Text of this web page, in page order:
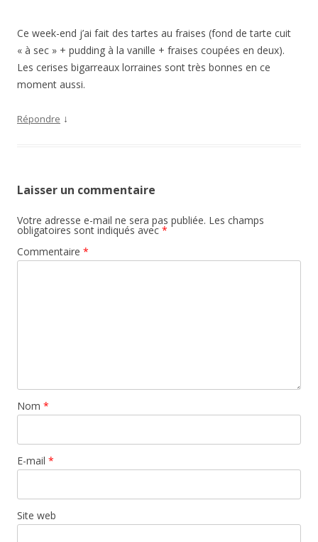
Ce week-end j’ai fait des tartes au fraises (fond de tarte cuit
« à sec » + pudding à la vanille + fraises coupées en deux).
Les cerises bigarreaux lorraines sont très bonnes en ce
moment aussi.
Répondre ↓
Laisser un commentaire
Votre adresse e-mail ne sera pas publiée. Les champs
obligatoires sont indiqués avec *
Commentaire *
Nom *
E-mail *
Site web